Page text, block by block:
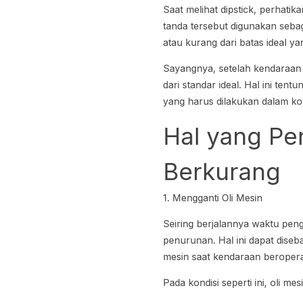
Saat melihat dipstick,
tanda tersebut digunakan
atau kurang dari batas ideal
Sayangnya, setelah
dari standar ideal. Hal ini
yang harus dilakukan dalam
Hal yang
Berkurang
1. Mengganti Oli Mesin
Seiring berjalannya waktu
penurunan. Hal ini dapat
mesin saat kendaraan
Pada kondisi seperti ini, oli